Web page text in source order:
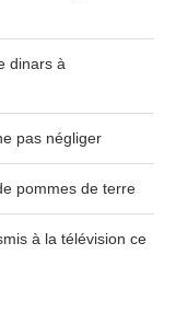
dinars à
pas négliger
pommes de terre
à la télévision ce